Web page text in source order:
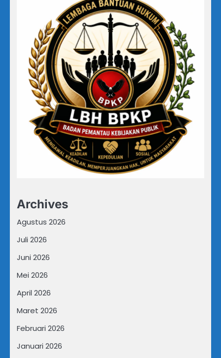
Archives
Agustus 2026
Juli 2026
Juni 2026
Mei 2026
April 2026
Maret 2026
Februari 2026
Januari 2026